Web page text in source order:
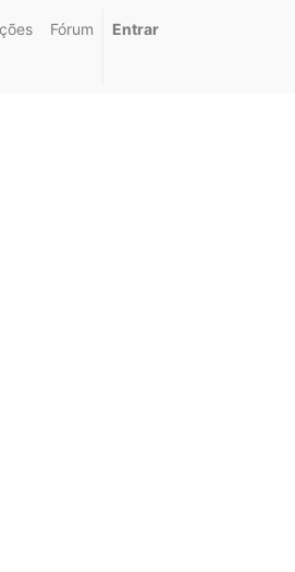
Fórum Entrar